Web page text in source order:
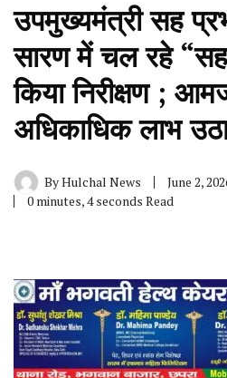
उपमुख्यमंत्री सह
सारण में चल रहे
किया निरीक्षण ;
अधिकाधिक लाभ
ByHulchal News
June 2,
0 minutes, 4 seconds Read